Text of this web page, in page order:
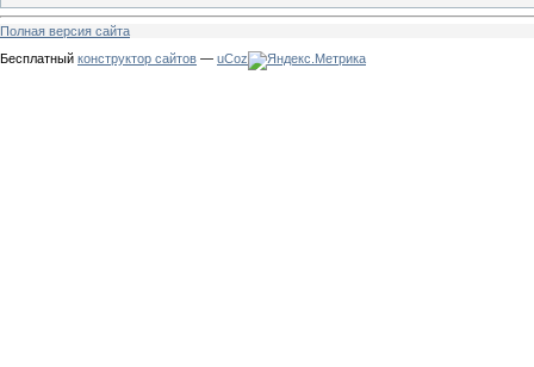
Полная версия сайта
Бесплатный конструктор сайтов — uCoz